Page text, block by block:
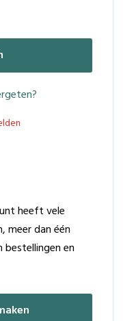
heeft vele
meer dan één
bestellingen en